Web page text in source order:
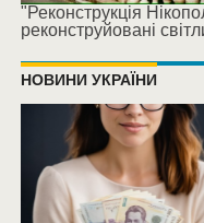
"Реконструкція
реконструйовані
НОВИНИ УКРАЇНИ